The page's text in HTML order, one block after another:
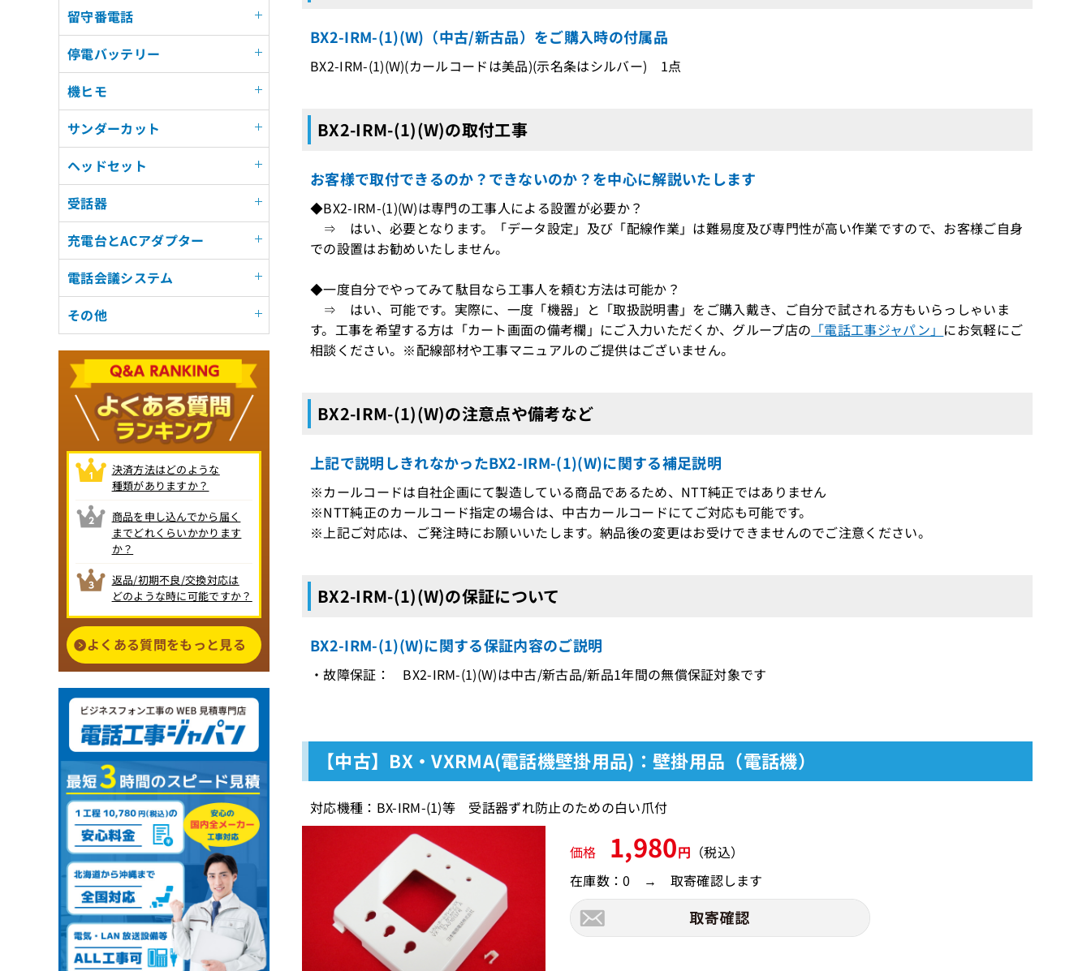
BX2-IRM-(1)(W)（中古/新古品）をご購入時の付属品
BX2-IRM-(1)(W)(カールコードは美品)(示名条はシルバー) 1点
BX2-IRM-(1)(W)の取付工事
お客様で取付できるのか？できないのか？を中心に解説いたします
◆BX2-IRM-(1)(W)は専門の工事人による設置が必要か？
⇒ はい、必要となります。「データ設定」及び「配線作業」は難易度及び専門性が高い作業ですので、お客様ご自身
での設置はお勧めいたしません。
◆一度自分でやってみて駄目なら工事人を頼む方法は可能か？
⇒ はい、可能です。実際に、一度「機器」と「取扱説明書」をご購入戴き、ご自分で試される方もいらっしゃいま
す。工事を希望する方は「カート画面の備考欄」にご入力いただくか、グループ店の 「電話工事ジャパン」 にお気軽にご
相談ください。※配線部材や工事マニュアルのご提供はございません。
BX2-IRM-(1)(W)の注意点や備考など
上記で説明しきれなかったBX2-IRM-(1)(W)に関する補足説明
※カールコードは自社企画にて製造している商品であるため、NTT純正ではありません
※NTT純正のカールコード指定の場合は、中古カールコードにてご対応も可能です。
※上記ご対応は、ご発注時にお願いいたします。納品後の変更はお受けできませんのでご注意ください。
BX2-IRM-(1)(W)の保証について
BX2-IRM-(1)(W)に関する保証内容のご説明
・故障保証： BX2-IRM-(1)(W)は中古/新古品/新品1年間の無償保証対象です
【中古】BX・VXRMA(電話機壁掛用品)：壁掛用品（電話機）
対応機種：BX-IRM-(1)等 受話器ずれ防止のための白い爪付
価格 1,980円 （税込）
在庫数：0 → 取寄確認します
留守番電話
停電バッテリー
機ヒモ
サンダーカット
ヘッドセット
受話器
充電台とACアダプター
電話会議システム
その他
決済方法はどのような
種類がありますか？
商品を申し込んでから届く
までどれくらいかかります
か？
返品/初期不良/交換対応は
どのような時に可能ですか？
よくある質問をもっと見る